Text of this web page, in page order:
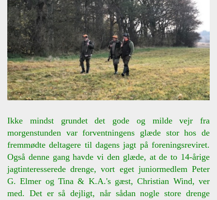
Ikke mindst grundet det gode og milde vejr fra
morgenstunden var forventningens glæde stor hos de
fremmødte deltagere til dagens jagt på foreningsreviret.
Også denne gang havde vi den glæde, at de to 14-årige
jagtinteresserede drenge, vort eget juniormedlem Peter
G. Elmer og Tina & K.A.'s gæst, Christian Wind, ver
med. Det er så dejligt, når sådan nogle store drenge